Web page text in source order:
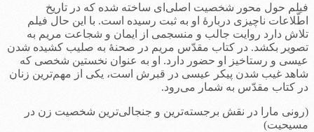
فیلم حول محور شخصیت اصلی‌ای ساخته شده که در تاریخ
اطّلاعات ناچیزی دربارۀ او به ثبت رسیده است. با این حال فیلم
تلاش دارد روایت جالب و منسجمی از ایمان و شجاعت مریم به
تصویر بکشد. در کتاب مقدّس مریم در صحنۀ به صلیب کشیده شدن
عیسی و رستاخیز او حضور دارد. او به عنوان نخستین شخصی که
شاهد غیب شدن پیکر عیسی در قبرش است، یکی از مهم‌ترین زنان
در کتاب مقدّس به شمار می‌رود.
(رونی مارا در نقش برجسته‌ترین و جنجالی‌ترین شخصیت زن در
مسیحیت)